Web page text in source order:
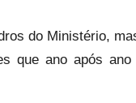
do Ministério,
que ano após ano